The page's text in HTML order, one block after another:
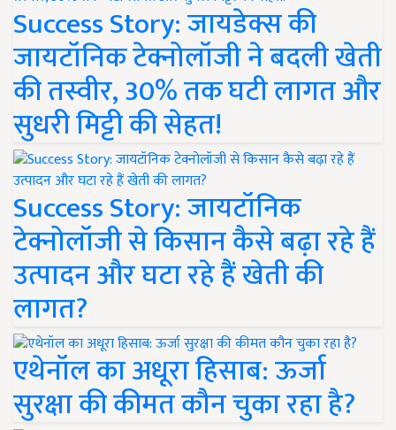
Success Story: जायडेक्स की
जायटॉनिक टेक्नोलॉजी ने बदली खेती
की तस्वीर, 30% तक घटी लागत और
सुधरी मिट्टी की सेहत!
Success Story: जायटॉनिक
टेक्नोलॉजी से किसान कैसे बढ़ा रहे हैं
उत्पादन और घटा रहे हैं खेती की
लागत?
एथेनॉल का अधूरा हिसाब: ऊर्जा
सुरक्षा की कीमत कौन चुका रहा है?